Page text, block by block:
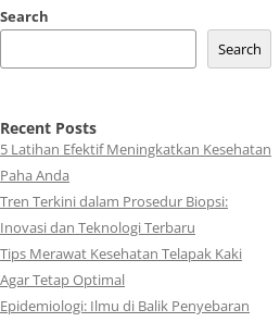
Search
Search
Recent Posts
5 Latihan Efektif Meningkatkan Kesehatan
Paha Anda
Tren Terkini dalam Prosedur Biopsi:
Inovasi dan Teknologi Terbaru
Tips Merawat Kesehatan Telapak Kaki
Agar Tetap Optimal
Epidemiologi: Ilmu di Balik Penyebaran